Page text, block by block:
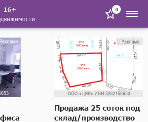
16+ 0
Продажа 25 соток под
склад/производство